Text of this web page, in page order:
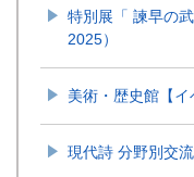
特別展「 諫早の
2025）
美術・歴史館【イ
現代詩 分野別交